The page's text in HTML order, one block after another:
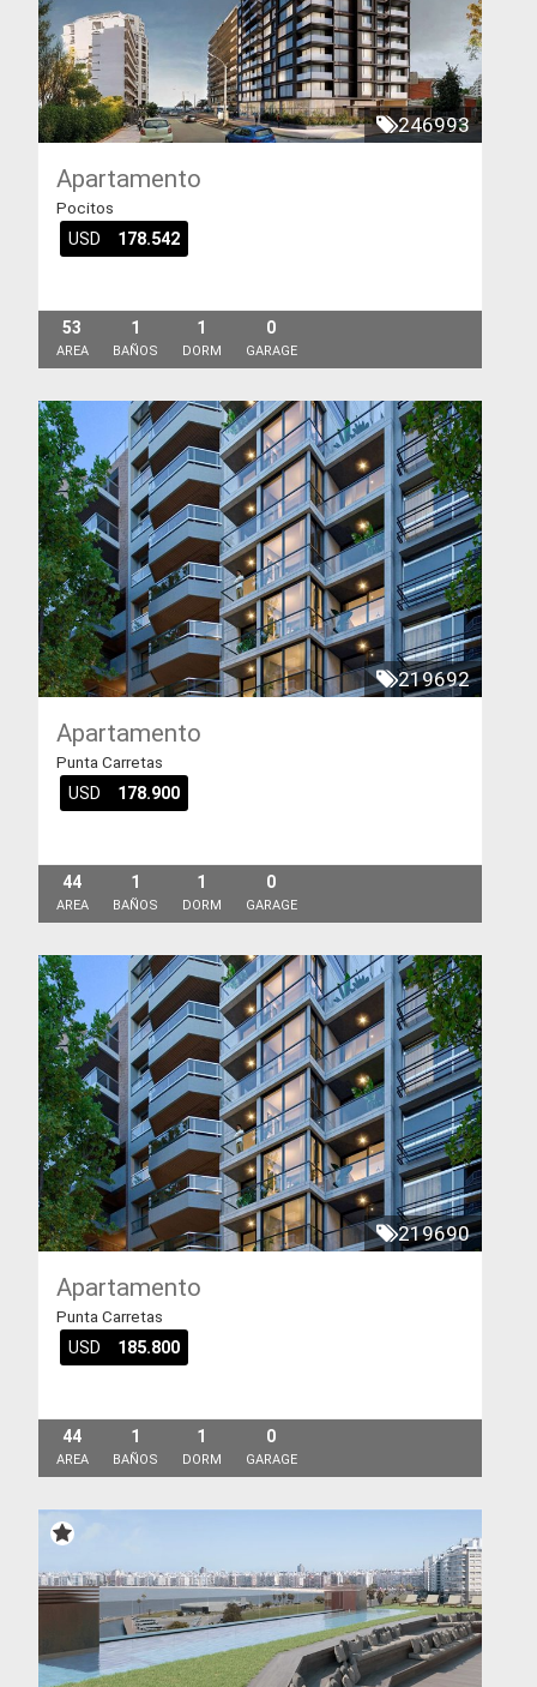
246993
Apartamento
Pocitos
USD 178.542
53
AREA
1
BAÑOS
1
DORM
0
GARAGE
219692
Apartamento
Punta Carretas
USD 178.900
44
AREA
1
BAÑOS
1
DORM
0
GARAGE
219690
Apartamento
Punta Carretas
USD 185.800
44
AREA
1
BAÑOS
1
DORM
0
GARAGE